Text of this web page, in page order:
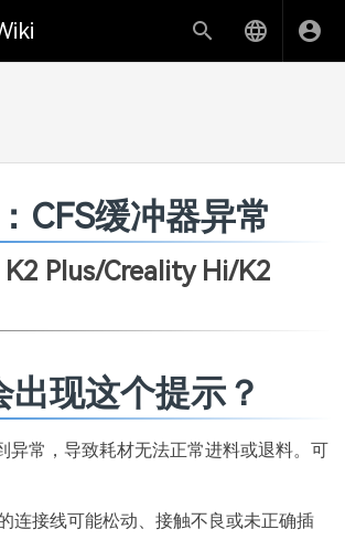
CFS缓冲器异常
Plus/Creality Hi/K2
出现这个提示？
异常，导致耗材无法正常进料或退料。可
连接线可能松动、接触不良或未正确插